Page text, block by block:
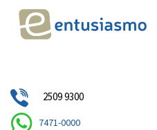
2509 9300
7471-0000